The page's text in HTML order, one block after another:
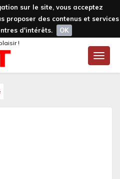
sur le site, vous acceptez
proposer des contenus et services
d'intérêts.
OK
Toggle
!